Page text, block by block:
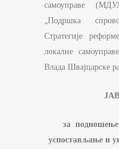
самоуправе
„Подршка
Стратегије
локалне
Влада Швајцарске
за подношење
успостављање и